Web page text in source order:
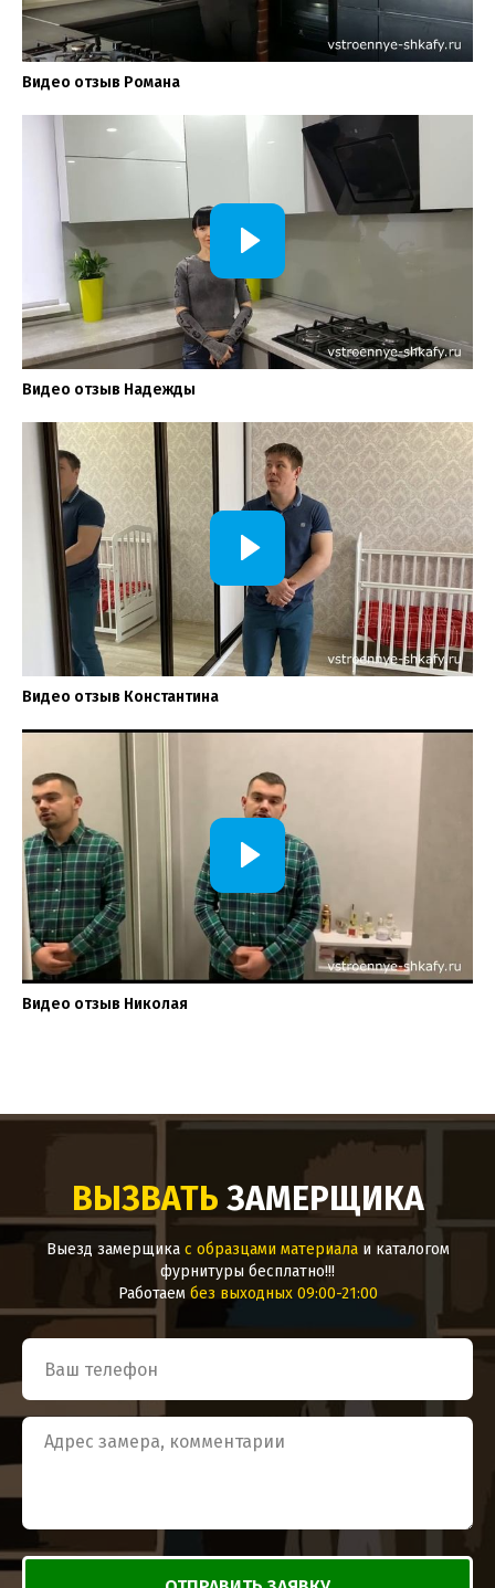
Видео отзыв Романа
Видео отзыв Надежды
Видео отзыв Константина
Видео отзыв Николая
ВЫЗВАТЬ ЗАМЕРЩИКА
Выезд замерщика с образцами материала и каталогом
фурнитуры бесплатно!!!
Работаем без выходных 09:00-21:00